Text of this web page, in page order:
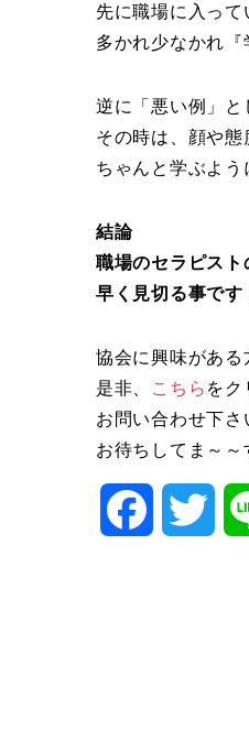
先に職場に入って
多かれ少なかれ『
逆に「悪い例」と
その時は、顔や態
ちゃんと学ぶよう
結論
職場のセラピスト
早く見切る事です
協会に興味がある
是非、
こちら をク
お問い合わせ下さ
お待ちしてま～～
Facebook